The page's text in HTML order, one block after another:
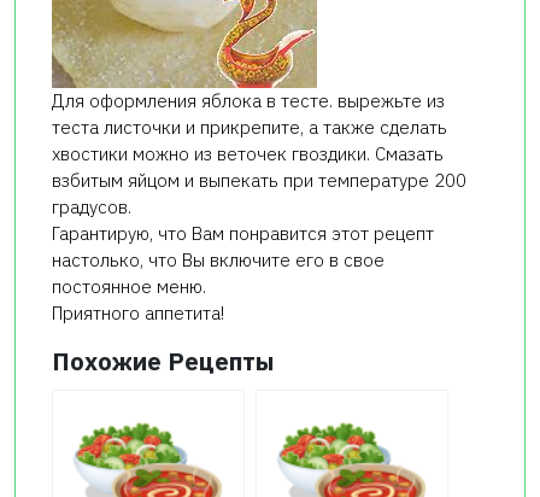
Для оформления яблока в тесте. вырежьте из
теста листочки и прикрепите, а также сделать
хвостики можно из веточек гвоздики. Смазать
взбитым яйцом и выпекать при температуре 200
градусов.
Гарантирую, что Вам понравится этот рецепт
настолько, что Вы включите его в свое
постоянное меню.
Приятного аппетита!
Похожие Рецепты